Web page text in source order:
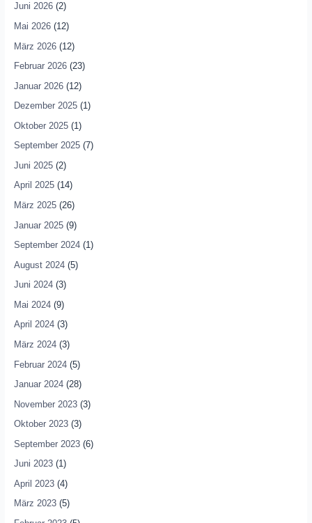
Juni 2026(2)
Mai 2026(12)
März 2026(12)
Februar 2026(23)
Januar 2026(12)
Dezember 2025(1)
Oktober 2025(1)
September 2025(7)
Juni 2025(2)
April 2025(14)
März 2025(26)
Januar 2025(9)
September 2024(1)
August 2024(5)
Juni 2024(3)
Mai 2024(9)
April 2024(3)
März 2024(3)
Februar 2024(5)
Januar 2024(28)
November 2023(3)
Oktober 2023(3)
September 2023(6)
Juni 2023(1)
April 2023(4)
März 2023(5)